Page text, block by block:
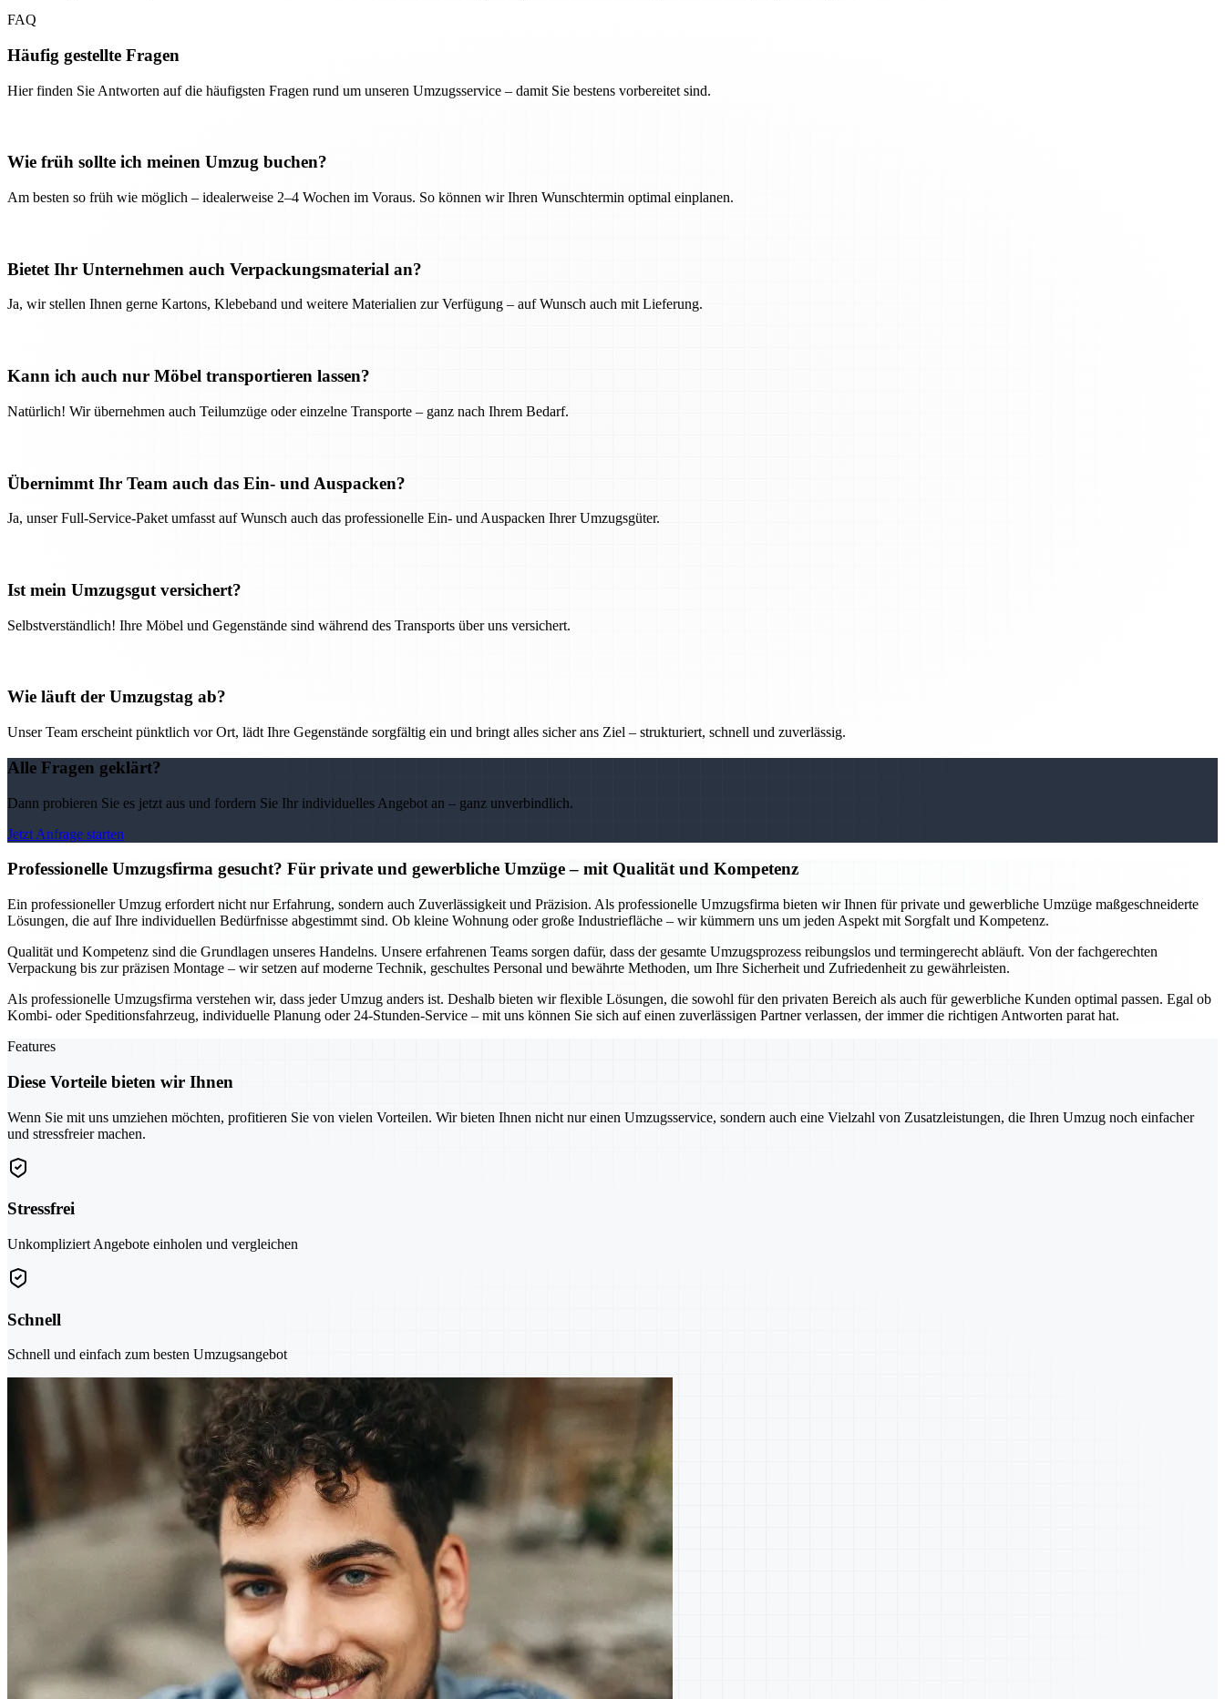
FAQ
Häufig gestellte Fragen
Hier finden Sie Antworten auf die häufigsten Fragen rund um unseren Umzugsservice – damit Sie bestens vorbereitet sind.
Wie früh sollte ich meinen Umzug buchen?
Am besten so früh wie möglich – idealerweise 2–4 Wochen im Voraus. So können wir Ihren Wunschtermin optimal einplanen.
Bietet Ihr Unternehmen auch Verpackungsmaterial an?
Ja, wir stellen Ihnen gerne Kartons, Klebeband und weitere Materialien zur Verfügung – auf Wunsch auch mit Lieferung.
Kann ich auch nur Möbel transportieren lassen?
Natürlich! Wir übernehmen auch Teilumzüge oder einzelne Transporte – ganz nach Ihrem Bedarf.
Übernimmt Ihr Team auch das Ein- und Auspacken?
Ja, unser Full-Service-Paket umfasst auf Wunsch auch das professionelle Ein- und Auspacken Ihrer Umzugsgüter.
Ist mein Umzugsgut versichert?
Selbstverständlich! Ihre Möbel und Gegenstände sind während des Transports über uns versichert.
Wie läuft der Umzugstag ab?
Unser Team erscheint pünktlich vor Ort, lädt Ihre Gegenstände sorgfältig ein und bringt alles sicher ans Ziel – strukturiert, schnell und zuverlässig.
Alle Fragen geklärt?
Dann probieren Sie es jetzt aus und fordern Sie Ihr individuelles Angebot an – ganz unverbindlich.
Jetzt Anfrage starten
Professionelle Umzugsfirma gesucht? Für private und gewerbliche Umzüge – mit Qualität und Kompetenz
Ein professioneller Umzug erfordert nicht nur Erfahrung, sondern auch Zuverlässigkeit und Präzision. Als professionelle Umzugsfirma bieten wir Ihnen für private und gewerbliche Umzüge maßgeschneiderte
Lösungen, die auf Ihre individuellen Bedürfnisse abgestimmt sind. Ob kleine Wohnung oder große Industriefläche – wir kümmern uns um jeden Aspekt mit Sorgfalt und Kompetenz.
Qualität und Kompetenz sind die Grundlagen unseres Handelns. Unsere erfahrenen Teams sorgen dafür, dass der gesamte Umzugsprozess reibungslos und termingerecht abläuft. Von der fachgerechten
Verpackung bis zur präzisen Montage – wir setzen auf moderne Technik, geschultes Personal und bewährte Methoden, um Ihre Sicherheit und Zufriedenheit zu gewährleisten.
Als professionelle Umzugsfirma verstehen wir, dass jeder Umzug anders ist. Deshalb bieten wir flexible Lösungen, die sowohl für den privaten Bereich als auch für gewerbliche Kunden optimal passen. Egal ob
Kombi- oder Speditionsfahrzeug, individuelle Planung oder 24-Stunden-Service – mit uns können Sie sich auf einen zuverlässigen Partner verlassen, der immer die richtigen Antworten parat hat.
Features
Diese Vorteile bieten wir Ihnen
Wenn Sie mit uns umziehen möchten, profitieren Sie von vielen Vorteilen. Wir bieten Ihnen nicht nur einen Umzugsservice, sondern auch eine Vielzahl von Zusatzleistungen, die Ihren Umzug noch einfacher
und stressfreier machen.
Stressfrei
Unkompliziert Angebote einholen und vergleichen
Schnell
Schnell und einfach zum besten Umzugsangebot